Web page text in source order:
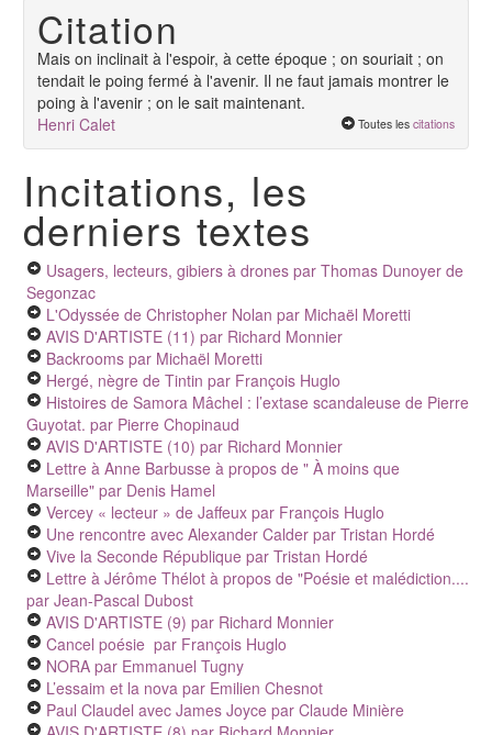
Citation
Mais on inclinait à l'espoir, à cette époque ; on souriait ; on
tendait le poing fermé à l'avenir. Il ne faut jamais montrer le
poing à l'avenir ; on le sait maintenant.
Henri Calet
Toutes les citations
Incitations, les
derniers textes
Usagers, lecteurs, gibiers à drones par Thomas Dunoyer de
Segonzac
L'Odyssée de Christopher Nolan par Michaël Moretti
AVIS D'ARTISTE (11) par Richard Monnier
Backrooms par Michaël Moretti
Hergé, nègre de Tintin par François Huglo
Histoires de Samora Mâchel : l’extase scandaleuse de Pierre
Guyotat. par Pierre Chopinaud
AVIS D'ARTISTE (10) par Richard Monnier
Lettre à Anne Barbusse à propos de " À moins que
Marseille" par Denis Hamel
Vercey « lecteur » de Jaffeux par François Huglo
Une rencontre avec Alexander Calder par Tristan Hordé
Vive la Seconde République par Tristan Hordé
Lettre à Jérôme Thélot à propos de "Poésie et malédiction....
par Jean-Pascal Dubost
AVIS D'ARTISTE (9) par Richard Monnier
Cancel poésie par François Huglo
NORA par Emmanuel Tugny
L’essaim et la nova par Emilien Chesnot
Paul Claudel avec James Joyce par Claude Minière